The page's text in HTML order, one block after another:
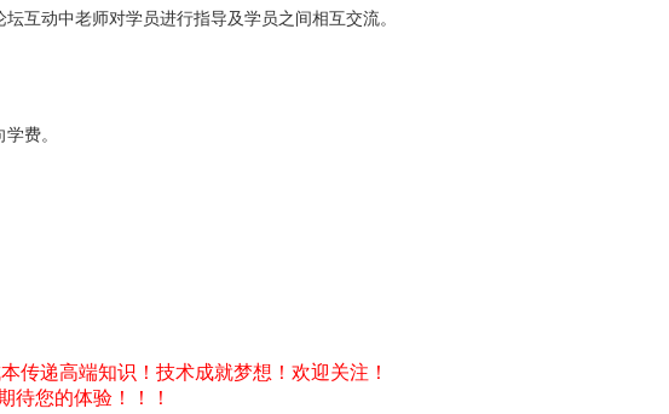
互动中老师对学员进行指导及学员之间相互交流。
费。
传递高端知识！技术成就梦想！欢迎关注！
待您的体验！！！